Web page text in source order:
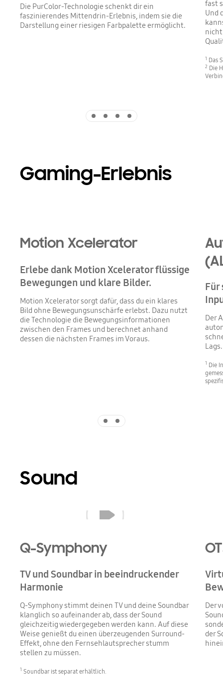
Die PurColor-Technologie schenkt dir ein
faszinierendes Mittendrin-Erlebnis, indem sie die
Darstellung einer riesigen Farbpalette ermöglicht.
fast
Und
nicht
1 Das
2 Die
Gaming-Erlebnis
Motion Xcelerator
Erlebe dank Motion Xcelerator flüssige
Bewegungen und klare Bilder.
Motion Xcelerator sorgt dafür, dass du ein klares
Bild ohne Bewegungsunschärfe erlebst. Dazu nutzt
die Technologie die Bewegungsinformationen
zwischen den Frames und berechnet anhand
dessen die nächsten Frames im Voraus.
Für
Der
Lags.
1 Die
Sound
Q-Symphony
TV und Soundbar in beeindruckender
Harmonie
Q-Symphony stimmt deinen TV und deine Soundbar
klanglich so aufeinander ab, dass der Sound
gleichzeitig wiedergegeben werden kann. Auf diese
Weise genießt du einen überzeugenden Surround-
Effekt, ohne den Fernsehlautsprecher stumm
stellen zu müssen.
1 Soundbar ist separat erhältlich.
Der
der